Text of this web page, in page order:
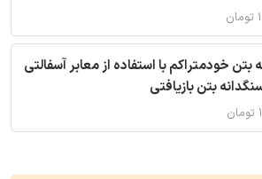
بتن خودمتراکم با استفاده از معابر آسفالتی
بتن بازیافتی